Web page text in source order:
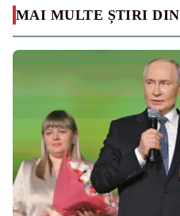
MAI MULTE ȘTIRI DIN